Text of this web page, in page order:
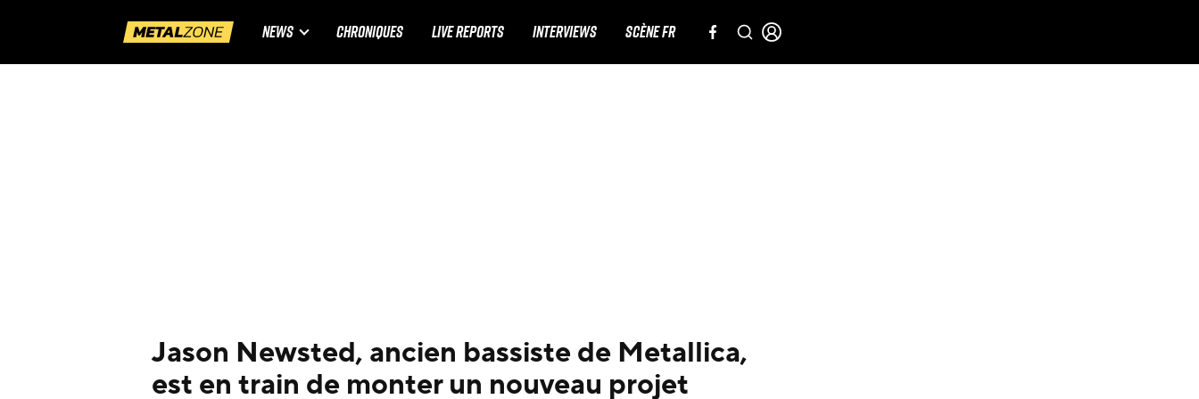
NEWS CHRONIQUES LIVE REPORTS INTERVIEWS SCÈNE FR
Jason Newsted, ancien bassiste de Metallica,
est en train de monter un nouveau projet